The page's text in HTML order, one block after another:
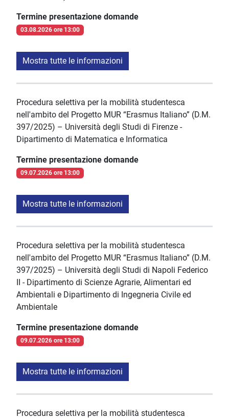
Termine presentazione domande
03.08.2026 ore 13:00
Mostra tutte le informazioni
Procedura selettiva per la mobilità studentesca
nell'ambito del Progetto MUR “Erasmus Italiano” (D.M.
397/2025) – Università degli Studi di Firenze -
Dipartimento di Matematica e Informatica
Termine presentazione domande
09.07.2026 ore 13:00
Mostra tutte le informazioni
Procedura selettiva per la mobilità studentesca
nell'ambito del Progetto MUR “Erasmus Italiano” (D.M.
397/2025) – Università degli Studi di Napoli Federico
II - Dipartimento di Scienze Agrarie, Alimentari ed
Ambientali e Dipartimento di Ingegneria Civile ed
Ambientale
Termine presentazione domande
09.07.2026 ore 13:00
Mostra tutte le informazioni
Procedura selettiva per la mobilità studentesca